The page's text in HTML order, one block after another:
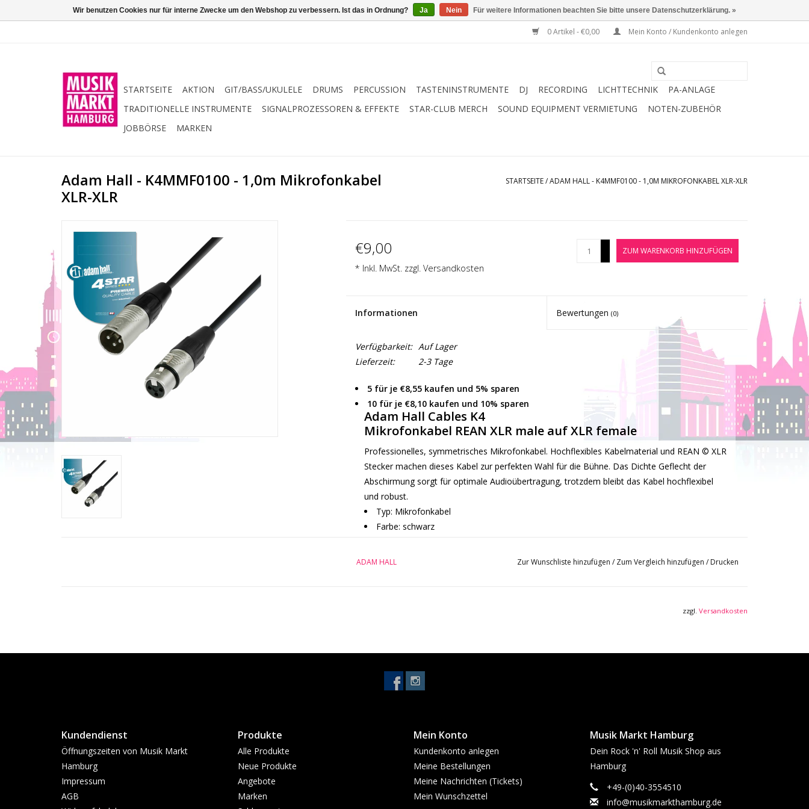
0 Artikel - €0,00 Mein Konto / Kundenkonto anlegen
STARTSEITE AKTION GIT/BASS/UKULELE DRUMS PERCUSSION TASTENINSTRUMENTE DJ RECORDING LICHTTECHNIK
PA-ANLAGE
TRADITIONELLE INSTRUMENTE
SIGNALPROZESSOREN & EFFEKTE STAR-CLUB MERCH SOUND EQUIPMENT VERMIETUNG
NOTEN-ZUBEHÖR
JOBBÖRSE
MARKEN
Adam Hall - K4MMF0100 - 1,0m Mikrofonkabel
XLR-XLR
STARTSEITE/ADAM HALL - K4MMF0100 - 1,0M MIKROFONKABEL XLR-XLR
€9,00
* Inkl. MwSt. zzgl. Versandkosten
ZUM WARENKORB HINZUFÜGEN
Informationen Bewertungen(0)
Verfügbarkeit: Auf Lager
Lieferzeit:
2-3 Tage
5 für je €8,55 kaufen und 5% sparen
10 für je €8,10 kaufen und 10% sparen
Adam Hall Cables K4
Mikrofonkabel REAN XLR male auf XLR female
Professionelles, symmetrisches Mikrofonkabel. Hochflexibles Kabelmaterial und REAN © XLR
Stecker machen dieses Kabel zur perfekten Wahl für die Bühne. Das Dichte Geflecht der
Abschirmung sorgt für optimale Audioübertragung, trotzdem bleibt das Kabel hochflexibel
und robust.
Typ: Mikrofonkabel
Farbe: schwarz
Leiterquerschnitt: 0,22 mm²
Mantelmaterial: PVC, matt
ADAM HALL Zur Wunschliste hinzufügen / Zum Vergleich hinzufügen / Drucken
zzgl. Versandkosten
Kundendienst
Öffnungszeiten von Musik Markt
Hamburg
Impressum
AGB
Produkte
Alle Produkte
Neue Produkte
Angebote
Marken
Mein Konto
Kundenkonto anlegen
Meine Bestellungen
Meine Nachrichten (Tickets)
Mein Wunschzettel
Musik Markt Hamburg
Dein Rock 'n' Roll Musik Shop aus
Hamburg
+49-(0)40-3554510
info@musikmarkthamburg.de
Wir benutzen Cookies nur für interne Zwecke um den Webshop zu verbessern. Ist das in Ordnung? Ja Nein Für weitere Informationen beachten Sie bitte unsere Datenschutzerklärung. »